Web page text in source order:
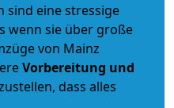
sind eine stressige
wenn sie über große
von Mainz
Vorbereitung und
dass alles